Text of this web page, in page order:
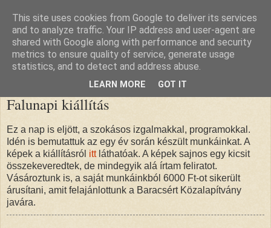
nana blogja
Falunapi kiállítás
Ez a nap is eljött, a szokásos izgalmakkal, programokkal.
Idén is bemutattuk az egy év során készült munkáinkat. A
képek a kiállításról ittláthatóak. A képek sajnos egy kicsit
összekeveredtek, de mindegyik alá írtam feliratot.
Vásároztunk is, a saját munkáinkból 6000 Ft-ot sikerült
árusítani, amit felajánlottunk a Baracsért Közalapítvány
javára.
This site uses cookies from Google to deliver its services
and to analyze traffic. Your IP address and user-agent are
shared with Google along with performance and security
metrics to ensure quality of service, generate usage
statistics, and to detect and address abuse.
LEARN MORE GOT IT